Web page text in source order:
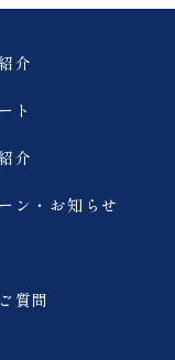
介
ト
介
ン・お知らせ
質問